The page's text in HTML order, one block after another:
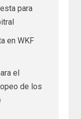
para
en WKF
el
de los